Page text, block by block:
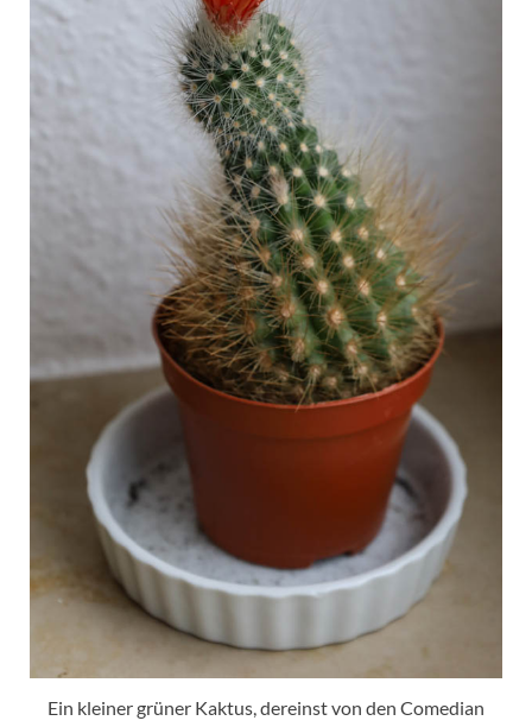
Ein kleiner grüner Kaktus, dereinst von den Comedian